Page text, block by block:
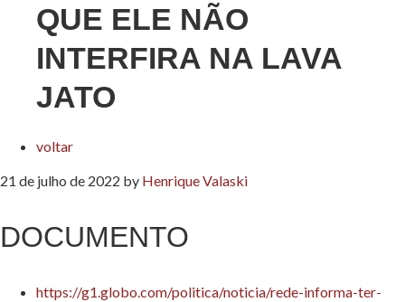
QUE ELE NÃO
INTERFIRA NA LAVA
JATO
voltar
21 de julho de 2022 by Henrique Valaski
DOCUMENTO
https://g1.globo.com/politica/noticia/rede-informa-ter-